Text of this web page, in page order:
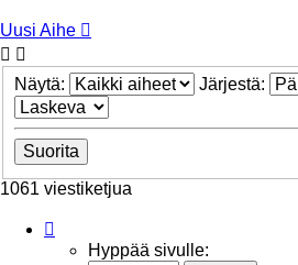
Uusi Aihe
Näytä: Järjestä:
1061 viestiketjua
22 Hyppää sivulle: